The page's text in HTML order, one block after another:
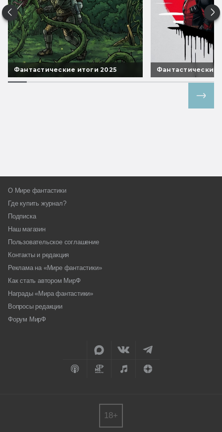
Фантастические итоги 2025 Фантастические
О Мире фантастики
Где купить журнал?
Подписка
Наш магазин
Пользовательское соглашение
Контакты и редакция
Реклама на «Мире фантастики»
Как стать автором МирФ
Награды «Мира фантастики»
Вопросы редакции
Форум МирФ
18+